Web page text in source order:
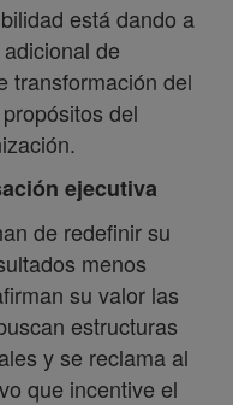
está dando a
de
transformación del
del
ejecutiva
de redefinir su
menos
su valor las
estructuras
y se reclama al
que incentive el